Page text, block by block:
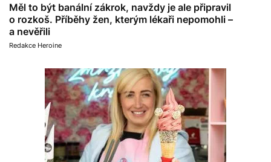
Měl to být banální zákrok, navždy je ale připravil
o rozkoš. Příběhy žen, kterým lékaři nepomohli –
a nevěřili
Redakce Heroine